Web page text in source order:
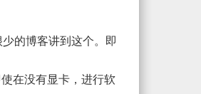
的博客讲到这个。即
在没有显卡，进行软